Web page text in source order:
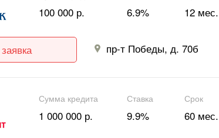
100 000 р. 6.9% 12 мес.
пр-т Победы, д. 70б
Сумма кредита
1 000 000 р.
Ставка
9.9%
Срок
60 мес.